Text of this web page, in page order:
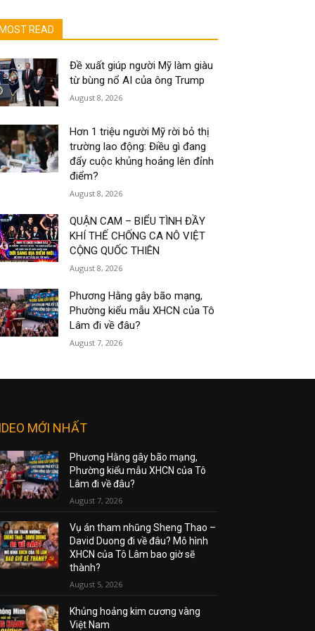
MOST READ
Đề xuất giúp người Mỹ làm giàu
từ bùng nổ AI của ông Trump
August 8, 2026
Hơn 1 triệu người Mỹ rời bỏ thị
trường lao động: Điều gì đang
đẩy cuộc khủng hoảng lên đỉnh
điểm?
August 8, 2026
QUẬN CAM – BIỂU TÌNH ĐẦY
KHÍ THẾ CHỐNG CA NÔ VIỆT
CỘNG QUỐC THIÊN
August 8, 2026
Phương Hằng gây bão mạng,
Phường kiểu mẫu XHCN của Tô
Lâm đi về đâu?
August 7, 2026
MỚI NHẤT
Phương Hằng gây bão mạng,
Phường kiểu mẫu XHCN của Tô
Lâm đi về đâu?
August 7, 2026
Vụ án tham nhũng Sheng Thao –
David Duong đi về đâu? Mô hình
XHCN của Tô Lâm bao giờ sẽ
thành?
August 5, 2026
Khủng hoảng kim cương vàng
Việt Nam